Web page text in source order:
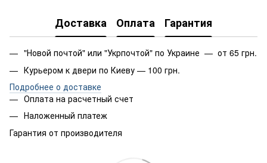
Доставка Оплата Гарантия
"Новой почтой" или "Укрпочтой" по Украине — от 65 грн.
Курьером к двери по Киеву — 100 грн.
Подробнее о доставке
Оплата на расчетный счет
Наложенный платеж
Гарантия от производителя